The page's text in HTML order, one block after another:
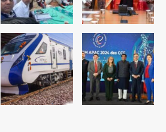
Team JHJ
28 साल बाद कानून के शिकंजे में आया
हत्या का फरार आरोपी
Team JHJ